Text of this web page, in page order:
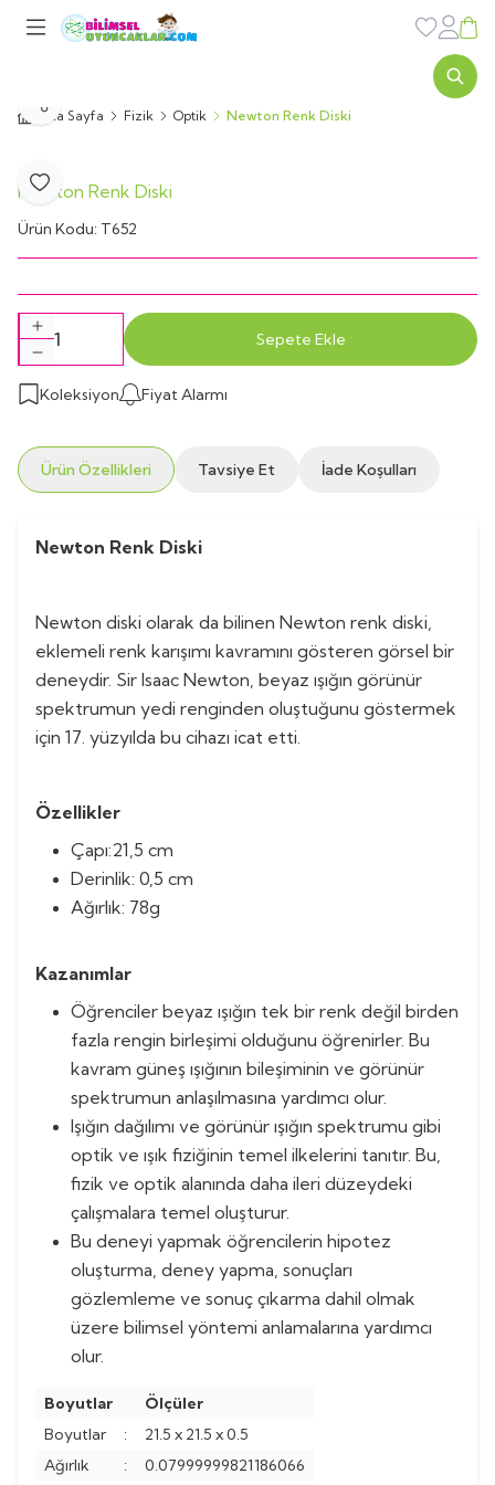
Favorilerim
Ana Sayfa Fizik Optik Newton Renk Diski
Favoriye Ekle
Paylaş
Newton Renk Diski
Ürün Kodu: T652
Sepete Ekle
Koleksiyon Fiyat Alarmı
Ürün Özellikleri Tavsiye Et İade Koşulları
Newton Renk Diski
Newton diski olarak da bilinen Newton renk diski,
eklemeli renk karışımı kavramını gösteren görsel bir
deneydir. Sir Isaac Newton, beyaz ışığın görünür
spektrumun yedi renginden oluştuğunu göstermek
için 17. yüzyılda bu cihazı icat etti.
Özellikler
Çapı:21,5 cm
Derinlik: 0,5 cm
Ağırlık: 78g
Kazanımlar
Öğrenciler beyaz ışığın tek bir renk değil birden
fazla rengin birleşimi olduğunu öğrenirler. Bu
kavram güneş ışığının bileşiminin ve görünür
spektrumun anlaşılmasına yardımcı olur.
Işığın dağılımı ve görünür ışığın spektrumu gibi
optik ve ışık fiziğinin temel ilkelerini tanıtır. Bu,
fizik ve optik alanında daha ileri düzeydeki
çalışmalara temel oluşturur.
Bu deneyi yapmak öğrencilerin hipotez
oluşturma, deney yapma, sonuçları
gözlemleme ve sonuç çıkarma dahil olmak
üzere bilimsel yöntemi anlamalarına yardımcı
olur.
Boyutlar
Ölçüler
Boyutlar
:
21.5 x 21.5 x 0.5
Ağırlık
: 0.07999999821186066